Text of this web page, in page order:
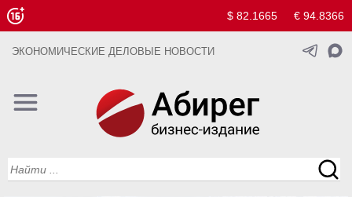
$ 82.1665 € 94.8366
ЭКОНОМИЧЕСКИЕ ДЕЛОВЫЕ НОВОСТИ